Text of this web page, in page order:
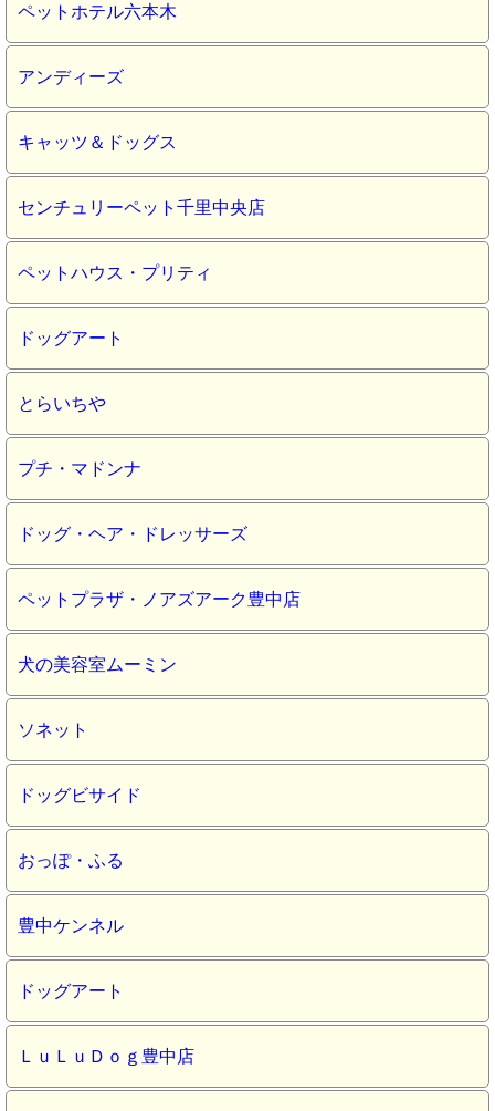
ペットホテル六本木
アンディーズ
キャッツ＆ドッグス
センチュリーペット千里中央店
ペットハウス・プリティ
ドッグアート
とらいちや
プチ・マドンナ
ドッグ・ヘア・ドレッサーズ
ペットプラザ・ノアズアーク豊中店
犬の美容室ムーミン
ソネット
ドッグビサイド
おっぽ・ふる
豊中ケンネル
ドッグアート
ＬｕＬｕＤｏｇ豊中店